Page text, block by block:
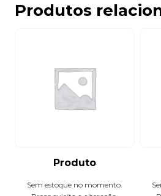
Produtos
Produto
Sem estoque no momento.